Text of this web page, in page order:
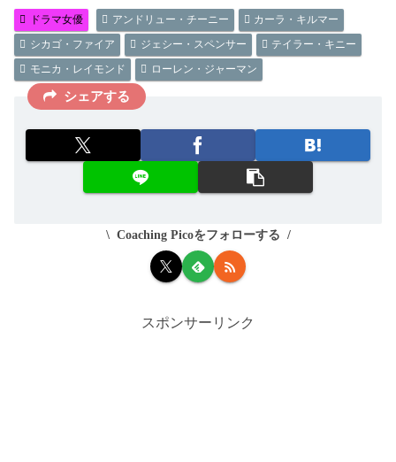
ドラマ女優 アンドリュー・チーニー
カーラ・キルマー
シカゴ・ファイア
ジェシー・スペンサー
テイラー・キニー
モニカ・レイモンド
ローレン・ジャーマン
シェアする
Coaching Picoをフォローする
スポンサーリンク